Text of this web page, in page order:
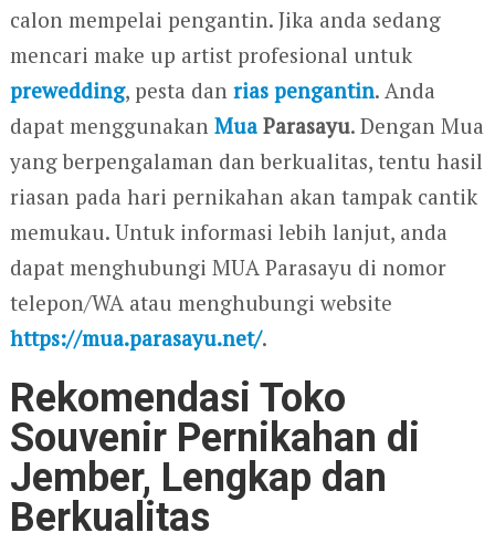
calon mempelai pengantin. Jika anda sedang
mencari make up artist profesional untuk
prewedding, pesta dan rias pengantin. Anda
dapat menggunakan MuaParasayu. Dengan Mua
yang berpengalaman dan berkualitas, tentu hasil
riasan pada hari pernikahan akan tampak cantik
memukau. Untuk informasi lebih lanjut, anda
dapat menghubungi MUA Parasayu di nomor
telepon/WA atau menghubungi website
https://mua.parasayu.net/.
Rekomendasi Toko
Souvenir Pernikahan di
Jember, Lengkap dan
Berkualitas